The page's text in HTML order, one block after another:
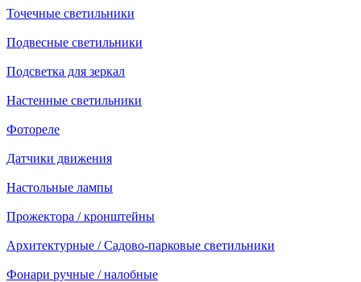
Точечные светильники
Подвесные светильники
Подсветка для зеркал
Настенные светильники
Фотореле
Датчики движения
Настольные лампы
Прожектора / кронштейны
Архитектурные / Садово-парковые светильники
Фонари ручные / налобные